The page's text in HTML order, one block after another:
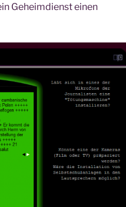
Geheimdienst einen